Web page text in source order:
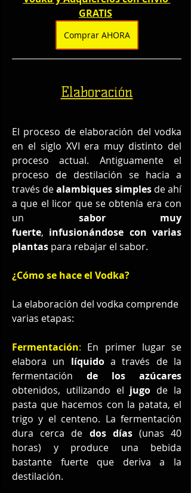
GRATIS
Comprar AHORA
Elaboración
El proceso de elaboración del vodka
en el siglo XVI era muy distinto del
proceso actual. Antiguamente el
proceso de destilación se hacia a
través de alambiques simples de ahí
a que el licor que se obtenía era con
un sabor muy
fuerte, infusionándose con varias
plantas para rebajar el sabor.
¿Cómo se hace el Vodka?
La elaboración del vodka comprende
varias etapas:
Fermentación: En primer lugar se
elabora un líquido a través de la
fermentación de los azúcares
obtenidos, utilizando el jugo de la
pasta que hacemos con la patata, el
trigo y el centeno. La fermentación
dura cerca de dos días (unas 40
horas) y produce una bebida
bastante fuerte que deriva a la
destilación.